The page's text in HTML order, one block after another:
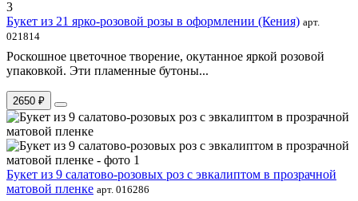
Букет из 21 ярко-розовой розы в оформлении (Кения) арт.
021814
Роскошное цветочное творение, окутанное яркой розовой
упаковкой. Эти пламенные бутоны...
2650 ₽
Букет из 9 салатово-розовых роз с эвкалиптом в прозрачной
матовой пленке арт. 016286